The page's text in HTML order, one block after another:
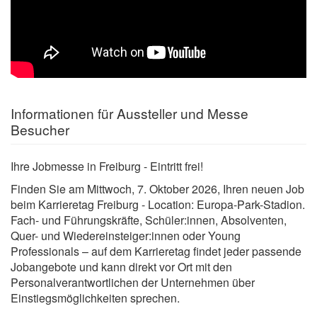
Informationen für Aussteller und Messe
Besucher
Ihre Jobmesse in Freiburg - Eintritt frei!
Finden Sie am Mittwoch, 7. Oktober 2026, Ihren neuen Job
beim Karrieretag Freiburg - Location: Europa-Park-Stadion.
Fach- und Führungskräfte, Schüler:innen, Absolventen,
Quer- und Wiedereinsteiger:innen oder Young
Professionals – auf dem Karrieretag findet jeder passende
Jobangebote und kann direkt vor Ort mit den
Personalverantwortlichen der Unternehmen über
Einstiegsmöglichkeiten sprechen.